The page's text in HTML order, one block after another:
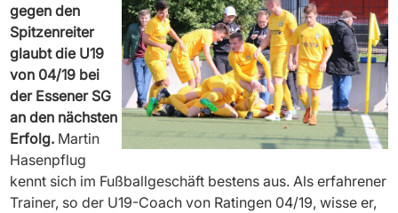
gegen den
Spitzenreiter
glaubt die U19
von 04/19 bei
der Essener SG
an den nächsten
Erfolg. Martin
Hasenpflug
kennt sich im Fußballgeschäft bestens aus. Als erfahrener
Trainer, so der U19-Coach von Ratingen 04/19, wisse er,